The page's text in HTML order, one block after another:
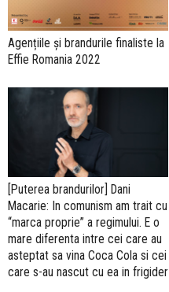
Agențiile și brandurile finaliste la
Effie Romania 2022
[Puterea brandurilor] Dani
Macarie: In comunism am trait cu
“marca proprie” a regimului. E o
mare diferenta intre cei care au
asteptat sa vina Coca Cola si cei
care s-au nascut cu ea in frigider